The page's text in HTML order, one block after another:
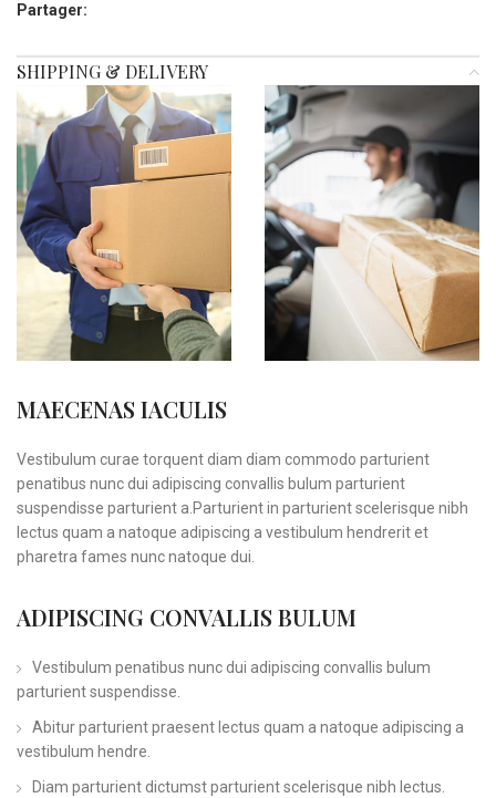
Partager:
SHIPPING & DELIVERY
MAECENAS IACULIS
Vestibulum curae torquent diam diam commodo parturient
penatibus nunc dui adipiscing convallis bulum parturient
suspendisse parturient a.Parturient in parturient scelerisque nibh
lectus quam a natoque adipiscing a vestibulum hendrerit et
pharetra fames nunc natoque dui.
ADIPISCING CONVALLIS BULUM
Vestibulum penatibus nunc dui adipiscing convallis bulum
parturient suspendisse.
Abitur parturient praesent lectus quam a natoque adipiscing a
vestibulum hendre.
Diam parturient dictumst parturient scelerisque nibh lectus.